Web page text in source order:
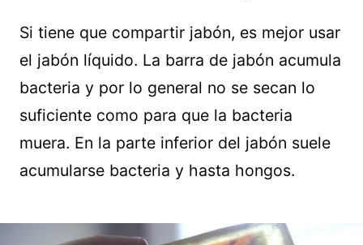
Si tiene que compartir jabón, es mejor usar
el jabón líquido. La barra de jabón acumula
bacteria y por lo general no se secan lo
suficiente como para que la bacteria
muera. En la parte inferior del jabón suele
acumularse bacteria y hasta hongos.